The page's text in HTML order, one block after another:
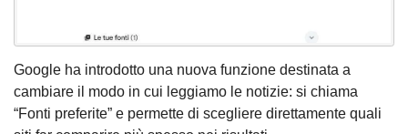
Google ha introdotto una nuova funzione destinata a
cambiare il modo in cui leggiamo le notizie: si chiama
“Fonti preferite” e permette di scegliere direttamente quali